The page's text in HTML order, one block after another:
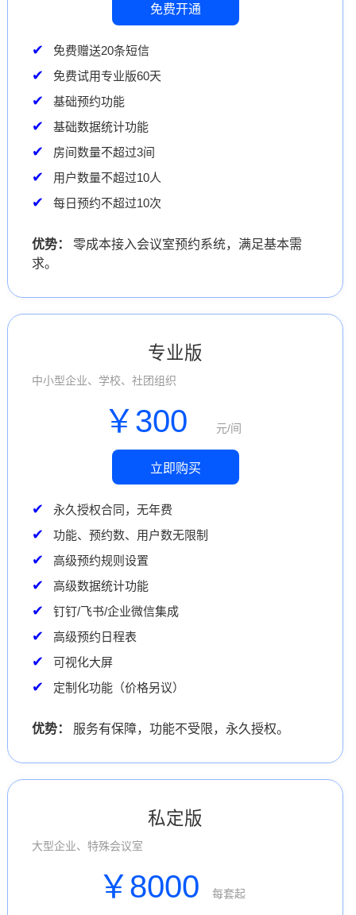
免费开通
免费赠送20条短信
免费试用专业版60天
基础预约功能
基础数据统计功能
房间数量不超过3间
用户数量不超过10人
每日预约不超过10次
优势：
零成本接入会议室预约系统，满足基本需
求。
专业版
中小型企业、学校、社团组织
￥300 元/间
立即购买
永久授权合同，无年费
功能、预约数、用户数无限制
高级预约规则设置
高级数据统计功能
钉钉/飞书/企业微信集成
高级预约日程表
可视化大屏
定制化功能（价格另议）
优势： 服务有保障，功能不受限，永久授权。
私定版
大型企业、特殊会议室
￥8000 每套起